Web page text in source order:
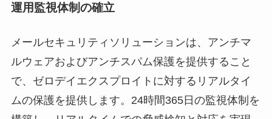
運用監視体制の確立
メールセキュリティソリューションは、アンチマ
ルウェアおよびアンチスパム保護を提供すること
で、ゼロデイエクスプロイトに対するリアルタイ
ムの保護を提供します。24時間365日の監視体制を